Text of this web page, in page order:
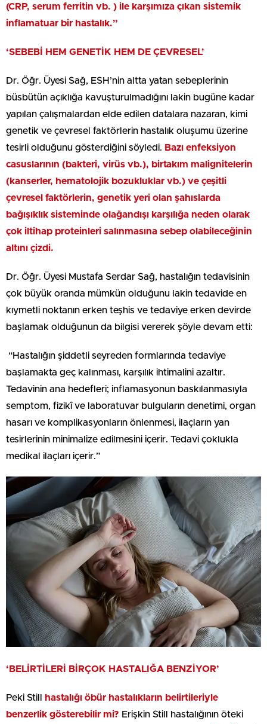
(CRP, serum ferritin vb. ) ile karşımıza çıkan sistemik
inflamatuar bir hastalık.”
‘SEBEBİ HEM GENETİK HEM DE ÇEVRESEL’
Dr. Öğr. Üyesi Sağ, ESH’nin altta yatan sebeplerinin
büsbütün açıklığa kavuşturulmadığını lakin bugüne kadar
yapılan çalışmalardan elde edilen datalara nazaran, kimi
genetik ve çevresel faktörlerin hastalık oluşumu üzerine
tesirli olduğunu gösterdiğini söyledi. Bazı enfeksiyon
casuslarının (bakteri, virüs vb.), birtakım malignitelerin
(kanserler, hematolojik bozukluklar vb.) ve çeşitli
çevresel faktörlerin, genetik yeri olan şahıslarda
bağışıklık sisteminde olağandışı karşılığa neden olarak
çok iltihap proteinleri salınmasına sebep olabileceğinin
altını çizdi.
Dr. Öğr. Üyesi Mustafa Serdar Sağ, hastalığın tedavisinin
çok büyük oranda mümkün olduğunu lakin tedavide en
kıymetli noktanın erken teşhis ve tedaviye erken devirde
başlamak olduğunun da bilgisi vererek şöyle devam etti:
“Hastalığın şiddetli seyreden formlarında tedaviye
başlamakta geç kalınması, karşılık ihtimalini azaltır.
Tedavinin ana hedefleri; inflamasyonun baskılanmasıyla
semptom, fizikî ve laboratuvar bulguların denetimi, organ
hasarı ve komplikasyonların önlenmesi, ilaçların yan
tesirlerinin minimalize edilmesini içerir. Tedavi çoklukla
medikal ilaçları içerir.”
‘BELİRTİLERİ BİRÇOK HASTALIĞA BENZİYOR’
Peki Still
hastalığı öbür hastalıkların belirtileriyle
benzerlik gösterebilir mi? Erişkin Still hastalığının öteki